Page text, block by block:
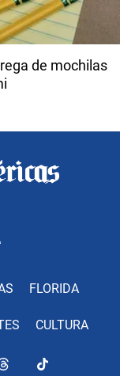
de mochilas
FLORIDA
CULTURA